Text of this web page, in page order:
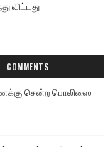
விட்டது
COMMENTS
சென்ற பொலிஸை